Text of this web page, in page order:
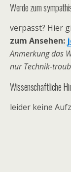
Werde zum
verpasst? Hier
zum Ansehen:
Anmerkung das
nur Technik-
Wissenschaftliche
leider keine